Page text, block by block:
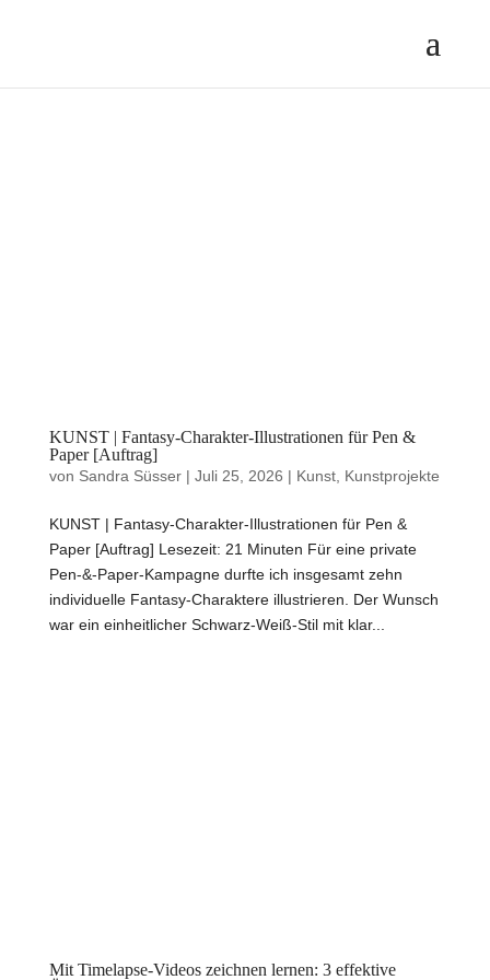
KUNST | Fantasy-Charakter-Illustrationen für Pen &
Paper [Auftrag]
von Sandra Süsser| Juli 25, 2026 | Kunst, Kunstprojekte
KUNST | Fantasy-Charakter-Illustrationen für Pen &
Paper [Auftrag] Lesezeit: 21 Minuten Für eine private
Pen-&-Paper-Kampagne durfte ich insgesamt zehn
individuelle Fantasy-Charaktere illustrieren. Der Wunsch
war ein einheitlicher Schwarz-Weiß-Stil mit klar...
Mit Timelapse-Videos zeichnen lernen: 3 effektive